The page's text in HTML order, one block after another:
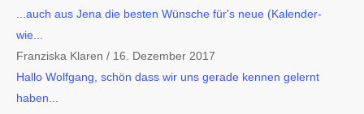
...auch aus Jena die besten Wünsche für's neue (Kalender-
wie...
Franziska Klaren / 16. Dezember 2017
Hallo Wolfgang, schön dass wir uns gerade kennen gelernt
haben...